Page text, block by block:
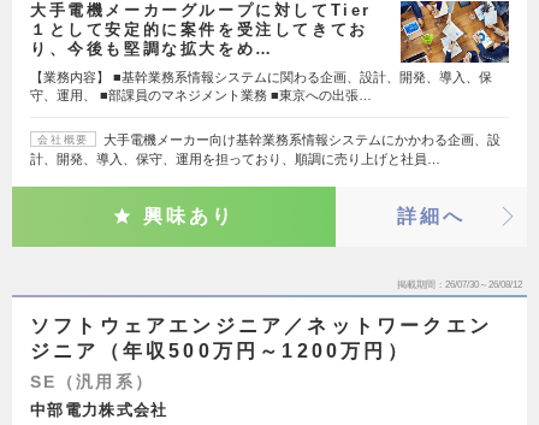
大手電機メーカーグループに対してTier
１として安定的に案件を受注してきてお
り、今後も堅調な拡大をめ…
【業務内容】 ■基幹業務系情報システムに関わる企画、設計、開発、導入、保
守、運用、 ■部課員のマネジメント業務 ■東京への出張…
会社概要
大手電機メーカー向け基幹業務系情報システムにかかわる企画、設
計、開発、導入、保守、運用を担っており、順調に売り上げと社員…
興味あり 詳細へ
掲載期間 26/07/30～26/08/12
ソフトウェアエンジニア／ネットワークエン
ジニア（年収500万円～1200万円）
SE（汎用系）
中部電力株式会社